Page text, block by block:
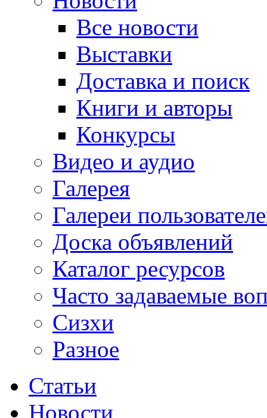
Все новости
Выставки
Доставка и поиск
Книги и авторы
Конкурсы
Видео и аудио
Галерея
Галереи
Доска объявлений
Каталог ресурсов
Часто задаваемые
Сизхи
Разное
Статьи
Новости